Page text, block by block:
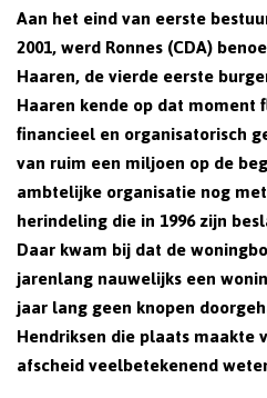
Aan het eind van eerste
2001, werd Ronnes (CDA)
Haaren, de vierde eerste
Haaren kende op dat moment
financieel en organisatorisch
van ruim een miljoen op de
ambtelijke organisatie nog
herindeling die in 1996 zijn
Daar kwam bij dat de
jarenlang nauwelijks een
jaar lang geen knopen
Hendriksen die plaats maakte
afscheid veelbetekenend